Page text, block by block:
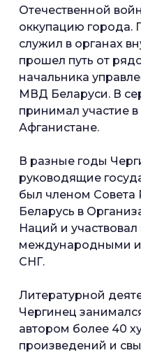
Отечественной
оккупацию города.
служил в органах
прошел путь от
начальника
МВД Беларуси. В
принимал участие
Афганистане.
В разные годы
руководящие
был членом Совета
Беларусь в
Наций и
международными
СНГ.
Литературной
Чергинец
автором более 40
произведений и